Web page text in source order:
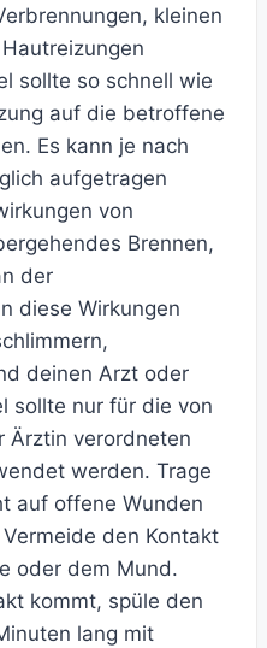
kleinen
sollte so schnell wie
auf die betroffene
Es kann je nach
aufgetragen
von
Brennen,
der
diese Wirkungen
deinen Arzt oder
sollte nur für die von
Ärztin verordneten
werden. Trage
auf offene Wunden
den Kontakt
oder dem Mund.
kommt, spüle den
lang mit